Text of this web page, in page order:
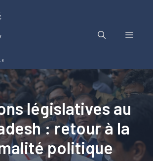
Menu
législatives au
: retour à la
politique